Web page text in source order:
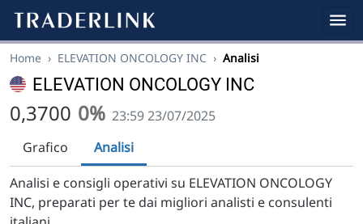
Home › ELEVATION ONCOLOGY INC › Analisi
ELEVATION ONCOLOGY INC
0,3700 0% 23:59 23/07/2025
Grafico
Analisi
Analisi e consigli operativi su ELEVATION ONCOLOGY
INC, preparati per te dai migliori analisti e consulenti